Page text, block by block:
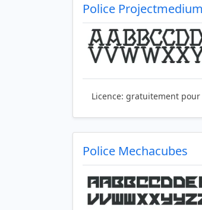
Police Projectmedium
Licence: gratuitement pour
Police Mechacubes